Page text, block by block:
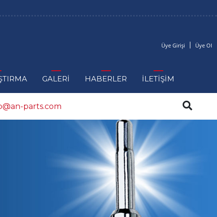
GALERİ HABERLER İLETİŞİM
parts.com
Üye Girişi Üye Ol